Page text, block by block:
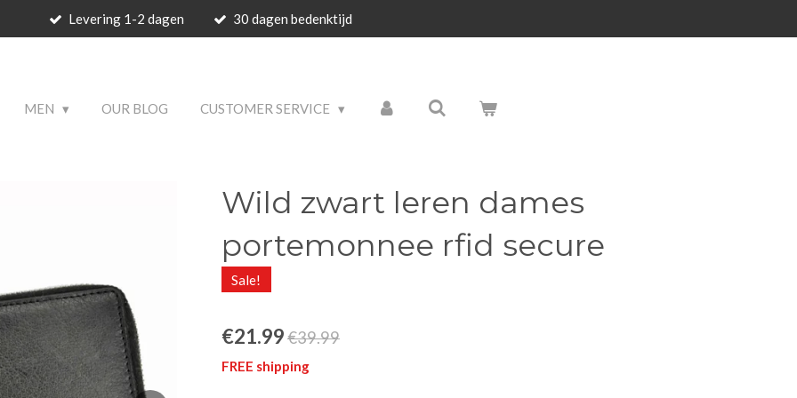
Levering 1-2 dagen 30 dagen bedenktijd
MEN OUR BLOG CUSTOMER SERVICE
Wild zwart leren dames
portemonnee rfid secure
Sale!
€21.99€39.99
FREE shipping